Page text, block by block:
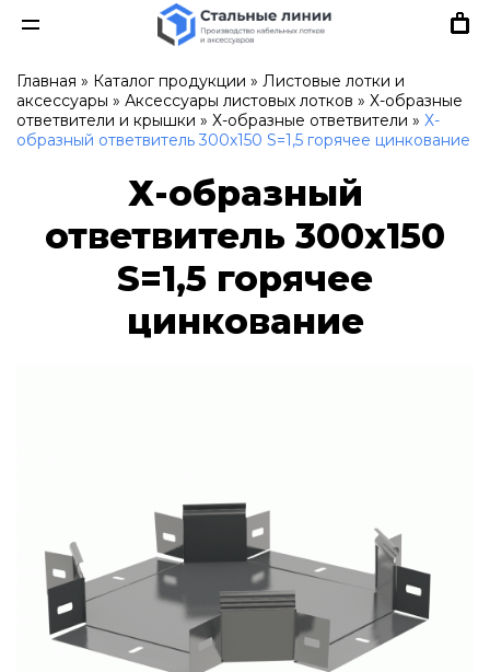
Главная » Каталог продукции » Листовые лотки и
аксессуары » Аксессуары листовых лотков » Х-образные
ответвители и крышки » Х-образные ответвители » Х-
образный ответвитель 300х150 S=1,5 горячее цинкование
Х-образный
ответвитель 300х150
S=1,5 горячее
цинкование